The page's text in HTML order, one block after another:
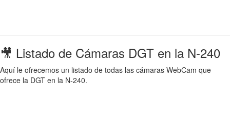
🎥 Listado de Cámaras DGT en la N-240
Aquí le ofrecemos un listado de todas las cámaras WebCam que
ofrece la DGT en la N-240.